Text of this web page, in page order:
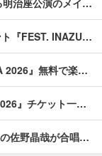
『FEST. INAZU…
2026』無料で楽…
』チケット一…
佐野晶哉が合唱…